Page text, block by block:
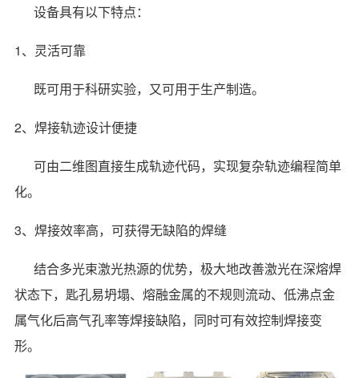
设备具有以下特点：
1、灵活可靠
既可用于科研实验，又可用于生产制造。
2、焊接轨迹设计便捷
可由二维图直接生成轨迹代码，实现复杂轨迹编程简单
化。
3、焊接效率高，可获得无缺陷的焊缝
结合多光束激光热源的优势，极大地改善激光在深熔焊
状态下，匙孔易坍塌、熔融金属的不规则流动、低沸点金
属气化后高气孔率等焊接缺陷，同时可有效控制焊接变
形。